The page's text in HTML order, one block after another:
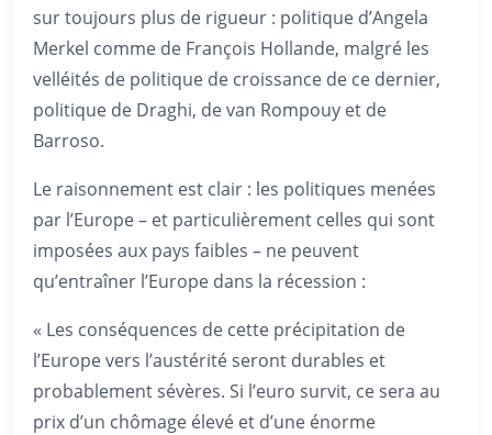
sur toujours plus de rigueur : politique d’Angela
Merkel comme de François Hollande, malgré les
velléités de politique de croissance de ce dernier,
politique de Draghi, de van Rompouy et de
Barroso.
Le raisonnement est clair : les politiques menées
par l’Europe – et particulièrement celles qui sont
imposées aux pays faibles – ne peuvent
qu’entraîner l’Europe dans la récession :
« Les conséquences de cette précipitation de
l’Europe vers l’austérité seront durables et
probablement sévères. Si l’euro survit, ce sera au
prix d’un chômage élevé et d’une énorme